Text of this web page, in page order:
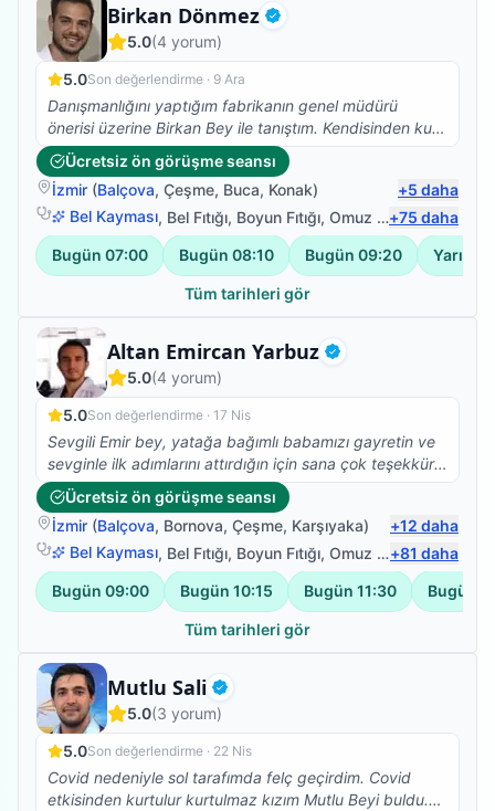
Birkan Dönmez Doğrulanmış
Fizyoterapist
5.0(4 yorum)
5.0Son değerlendirme · 9 Ara
Danışmanlığını yaptığım fabrikanın genel müdürü
önerisi üzerine Birkan Bey ile tanıştım. Kendisinden kuru
iğne tedavisi aldım ve ilk seansta bile ağrılarımı hafifletti
işinde tecrübeli ve gönül rahatlığı ile herkese tavsiye
edebilirim.
Ücretsiz ön görüşme seansı
İzmir (Balçova, Çeşme, Buca, Konak) +5 daha
Bel Kayması, Bel Fıtığı, Boyun Fıtığı, Omuz Bağ Yaralanması +75 daha
Bugün 07:00 Bugün 08:10 Bugün 09:20 Yarın
Tüm tarihleri gör
Altan Emircan Yarbuz Doğrulanmış
Fizyoterapist
5.0(4 yorum)
5.0Son değerlendirme · 17 Nis
Sevgili Emir bey, yatağa bağımlı babamızı gayretin ve
sevginle ilk adımlarını attırdığın için sana çok teşekkür
ederiz. Yolun açık olsun...
Ücretsiz ön görüşme seansı
İzmir (Balçova, Bornova, Çeşme, Karşıyaka) +12 daha
Bel Kayması, Bel Fıtığı, Boyun Fıtığı, Omuz Bağ Yaralanması +81 daha
Bugün 09:00 Bugün 10:15 Bugün 11:30 Bugün
Tüm tarihleri gör
Mutlu Sali Doğrulanmış
Fizyoterapist
5.0(3 yorum)
5.0Son değerlendirme · 22 Nis
Covid nedeniyle sol tarafımda felç geçirdim. Covid
etkisinden kurtulur kurtulmaz kızım Mutlu Beyi buldu.